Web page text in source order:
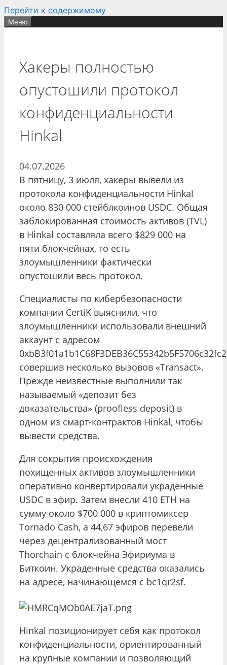
Перейти к содержимому
Меню
Хакеры полностью
опустошили протокол
конфиденциальности
Hinkal
04.07.2026
В пятницу, 3 июля, хакеры вывели из
протокола конфиденциальности Hinkal
около 830 000 стейблкоинов USDC. Общая
заблокированная стоимость активов (TVL)
в Hinkal составляла всего $829 000 на
пяти блокчейнах, то есть
злоумышленники фактически
опустошили весь протокол.
Специалисты по кибербезопасности
компании CertiK выяснили, что
злоумышленники использовали внешний
аккаунт с адресом
совершив несколько вызовов «Transact».
Прежде неизвестные выполнили так
называемый «депозит без
доказательства» (proofless deposit) в
одном из смарт-контрактов Hinkal, чтобы
вывести средства.
Для сокрытия происхождения
похищенных активов злоумышленники
оперативно конвертировали украденные
USDC в эфир. Затем внесли 410 ETH на
сумму около $700 000 в криптомиксер
Tornado Cash, а 44,67 эфиров перевели
через децентрализованный мост
Thorchain с блокчейна Эфириума в
Биткоин. Украденные средства оказались
на адресе, начинающемся с bc1qr2sf.
Hinkal позиционирует себя как протокол
конфиденциальности, ориентированный
на крупные компании и позволяющий